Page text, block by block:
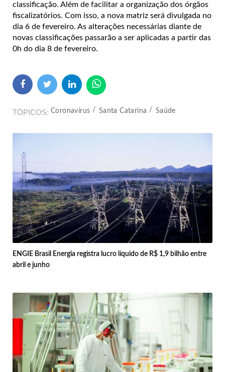
classificação. Além de facilitar a organização dos órgãos
fiscalizatórios. Com isso, a nova matriz será divulgada no
dia 6 de fevereiro. As alterações necessárias diante de
novas classificações passarão a ser aplicadas a partir das
0h do dia 8 de fevereiro.
TÓPICOS Coronavírus Santa Catarina Saúde
ENGIE Brasil Energia registra lucro líquido de R$ 1,9 bilhão entre
abril e junho